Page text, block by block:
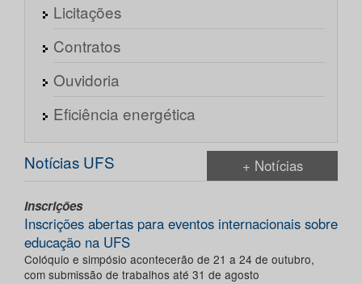
Licitações
Contratos
Ouvidoria
Eficiência energética
Notícias UFS + Notícias
Inscrições
Inscrições abertas para eventos internacionais sobre
educação na UFS
Colóquio e simpósio acontecerão de 21 a 24 de outubro,
com submissão de trabalhos até 31 de agosto